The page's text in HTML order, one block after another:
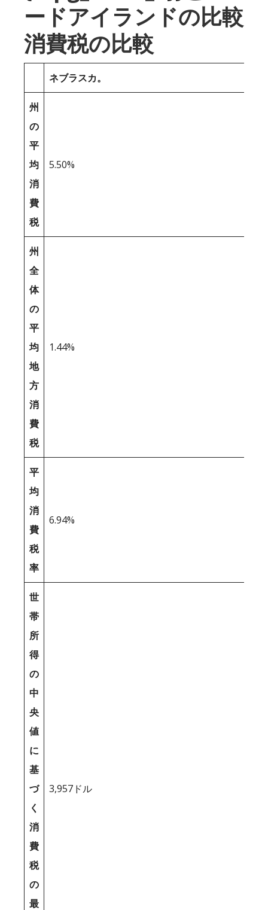
ードアイランドの比較
消費税の比較
ネブラスカ。
州
の
平
均
消
費
税
5.50%
州
全
体
の
平
均
地
方
消
費
税
1.44%
平
均
消
費
税
率
6.94%
世
帯
所
得
の
中
央
値
に
基
づ
く
消
費
税
の
最
3,957ドル